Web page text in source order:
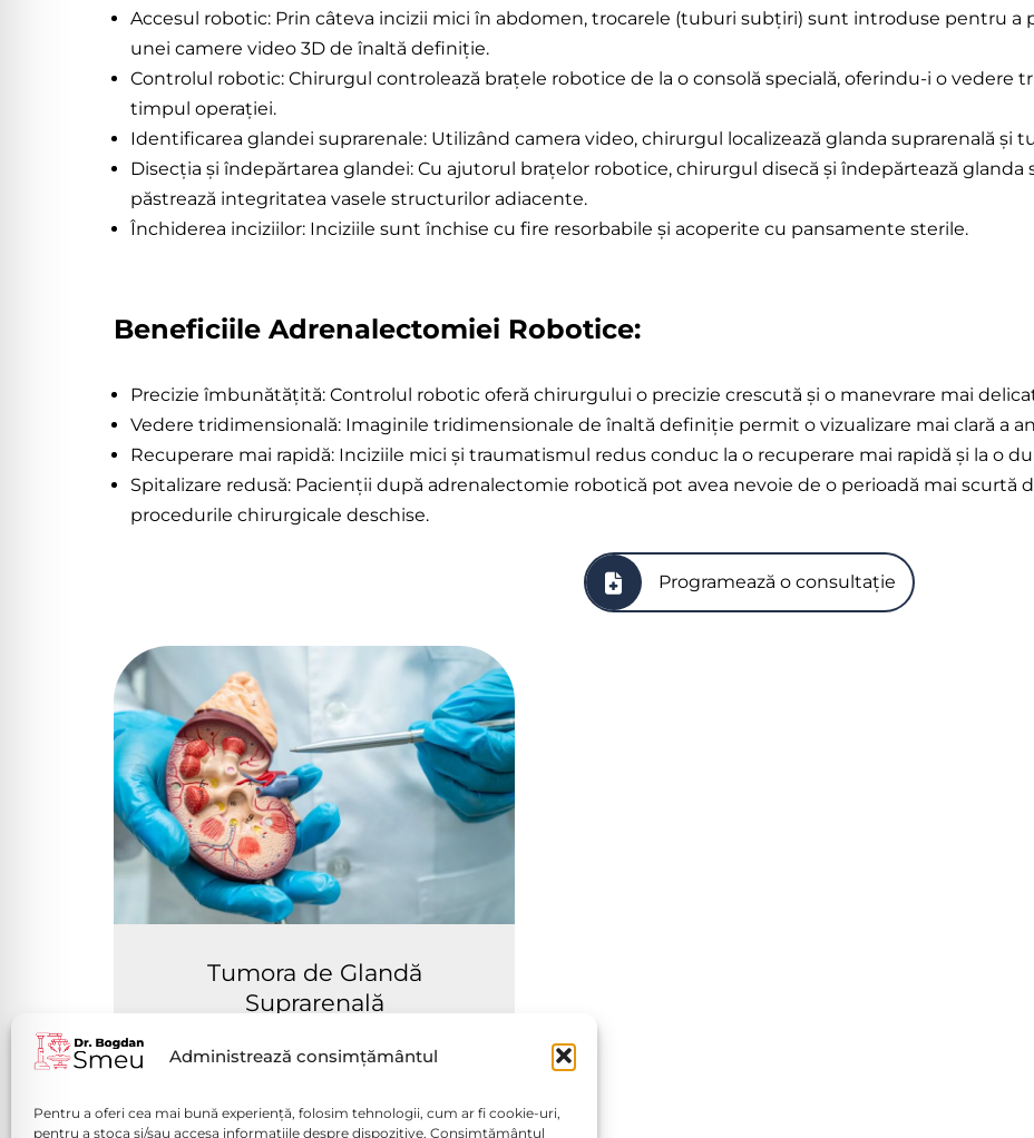
Administrează consimțământul
Pentru a oferi cea mai bună experiență, folosim tehnologii, cum ar fi cookie-uri,
pentru a stoca și/sau accesa informațiile despre dispozitive. Consimțământul
Accesul robotic: Prin câteva incizii mici în abdomen, trocarele (tuburi subțiri) sunt introduse pentru a
unei camere video 3D de înaltă definiție.
Controlul robotic: Chirurgul controlează brațele robotice de la o consolă specială, oferindu-i o vedere
timpul operației.
Identificarea glandei suprarenale: Utilizând camera video, chirurgul localizează glanda suprarenală și
Disecția și îndepărtarea glandei: Cu ajutorul brațelor robotice, chirurgul disecă și îndepărtează glanda
păstrează integritatea vasele structurilor adiacente.
Închiderea inciziilor: Inciziile sunt închise cu fire resorbabile și acoperite cu pansamente sterile.
Beneficiile Adrenalectomiei Robotice:
Precizie îmbunătățită: Controlul robotic oferă chirurgului o precizie crescută și o manevrare mai
Vedere tridimensională: Imaginile tridimensionale de înaltă definiție permit o vizualizare mai clară a
Recuperare mai rapidă: Inciziile mici și traumatismul redus conduc la o recuperare mai rapidă și la o
Spitalizare redusă: Pacienții după adrenalectomie robotică pot avea nevoie de o perioadă mai scurtă
procedurile chirurgicale deschise.
Programează o consultație
Tumora de Glandă
Suprarenală
Vezi mai mult